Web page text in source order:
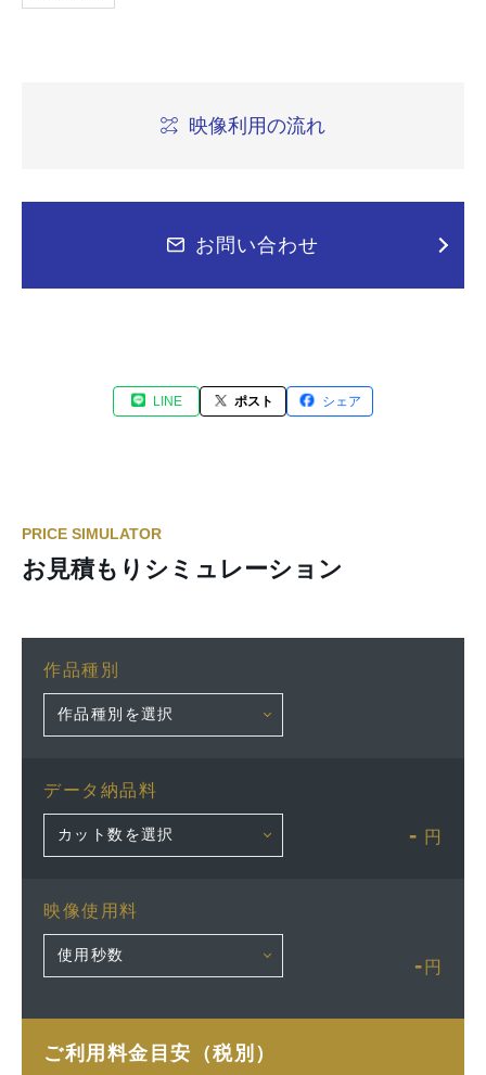
映像利用の流れ
お問い合わせ
LINE ポスト シェア
PRICE SIMULATOR
お見積もりシミュレーション
作品種別
データ納品料
- 円
映像使用料
- 円
ご利用料金目安（税別）